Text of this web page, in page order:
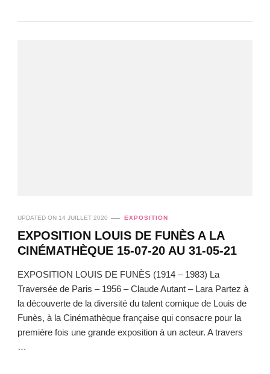
UPDATED ON 14 JUILLET 2020 EXPOSITION
EXPOSITION LOUIS DE FUNÈS A LA
CINÉMATHÈQUE 15-07-20 AU 31-05-21
EXPOSITION LOUIS DE FUNÈS (1914 – 1983) La
Traversée de Paris – 1956 – Claude Autant – Lara Partez à
la découverte de la diversité du talent comique de Louis de
Funès, à la Cinémathèque française qui consacre pour la
première fois une grande exposition à un acteur. A travers
…